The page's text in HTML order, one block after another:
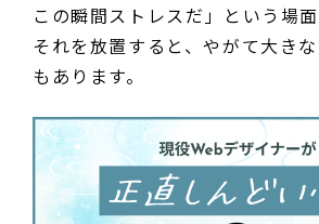
この瞬間ストレスだ」という場面
それを放置すると、やがて大き
もあります。